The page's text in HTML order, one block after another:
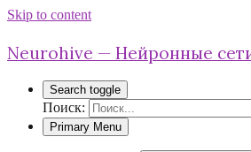
Skip to content
Neurohive — Нейронные
Search toggle
Поиск:
Primary Menu